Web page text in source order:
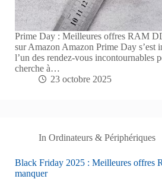
Prime Day : Meilleures offres RAM
sur Amazon Amazon Prime Day s’est
l’un des rendez-vous incontournables
cherche à…
23 octobre 2025
In Ordinateurs & Périphériques
Black Friday 2025 : Meilleures offres
manquer